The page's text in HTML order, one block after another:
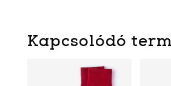
Kapcsolódó